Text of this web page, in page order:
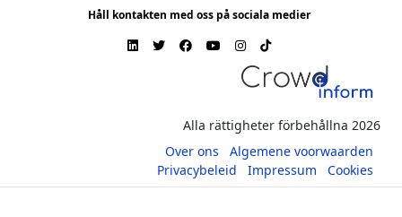
Håll kontakten med oss på sociala medier
Alla rättigheter förbehållna 2026
Over ons
Algemene voorwaarden
Privacybeleid
Impressum Cookies